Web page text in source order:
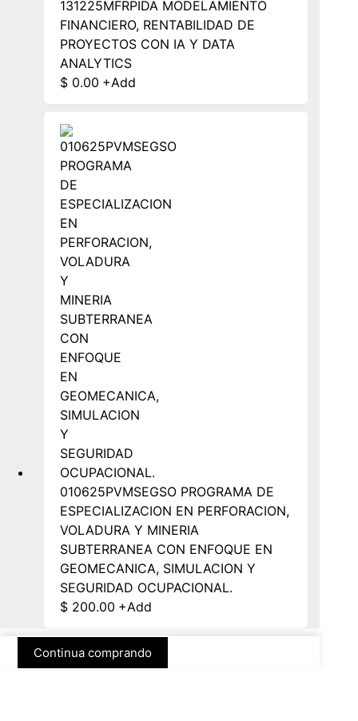
131225MFRPIDA MODELAMIENTO
FINANCIERO, RENTABILIDAD DE
PROYECTOS CON IA Y DATA
ANALYTICS
$ 0.00 +Add
010625PVMSEGSO PROGRAMA DE
ESPECIALIZACION EN PERFORACION,
VOLADURA Y MINERIA
SUBTERRANEA CON ENFOQUE EN
GEOMECANICA, SIMULACION Y
SEGURIDAD OCUPACIONAL.
$ 200.00 +Add
Continua comprando